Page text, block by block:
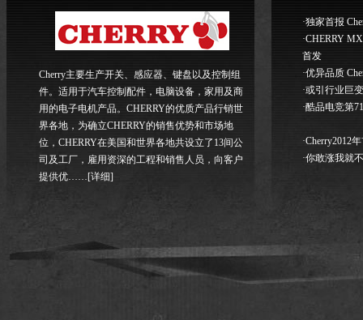
Cherry主要生产开关、感应器、键盘以及控制组
件。适用于汽车控制配件，电脑设备，家用及商
用的电子电机产品。CHERRY的优质产品行销世
界各地，为确立CHERRY的销售优势和市场地
位，CHERRY在美国和世界各地共设立了13间公
司及工厂，雇用资深的工程和销售人员，向客户
提供优……[详细]
·独家首报
·CHERRY
首发
·优异品质
·或引行业巨
·酷品电竞第
·Cherry2012
·你敢涨我就